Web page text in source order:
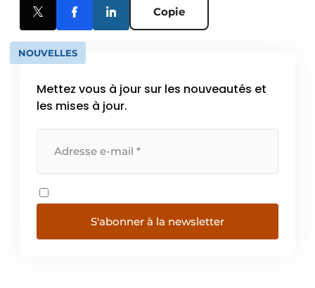
Copie
NOUVELLES
Mettez vous à jour sur les nouveautés et
les mises à jour.
S'abonner à la newsletter